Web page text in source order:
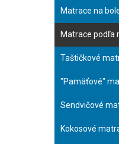
Matrace na
Matrace podľa
Taštičkové
"Pamäťové"
Sendvičové
Kokosové